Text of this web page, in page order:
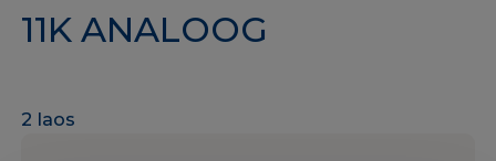
11K ANALOOG
2 laos